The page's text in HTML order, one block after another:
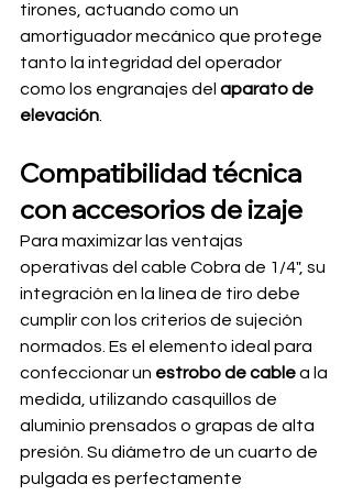
tirones, actuando como un
amortiguador mecánico que protege
tanto la integridad del operador
como los engranajes del aparato de
elevación
Compatibilidad técnica
con accesorios de izaje
Para maximizar las ventajas
operativas del cable Cobra de 1/4", su
integración en la línea de tiro debe
cumplir con los criterios de sujeción
normados. Es el elemento ideal para
confeccionar un estrobo de cable a la
medida, utilizando casquillos de
aluminio prensados o grapas de alta
presión. Su diámetro de un cuarto de
pulgada es perfectamente